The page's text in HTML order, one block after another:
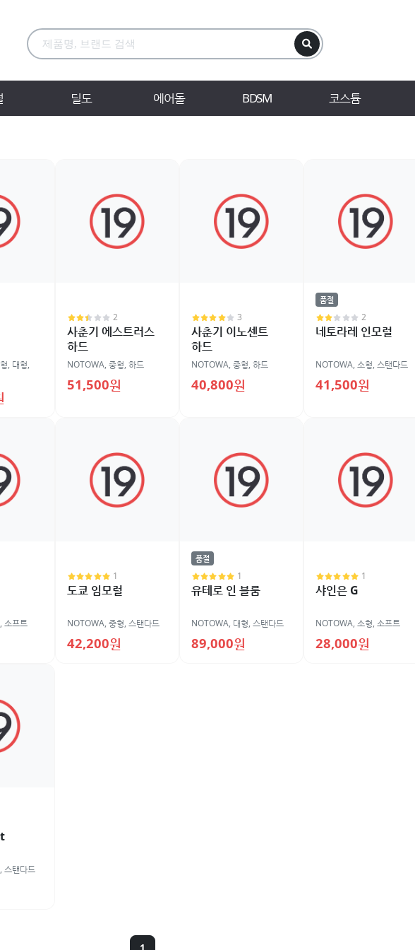
딜도 에어돌 BDSM 코스튬
, 대형,
2
사춘기 에스트러스
하드
NOTOWA,중형,하드
51,500원
3
사춘기 이노센트
하드
NOTOWA,중형,하드
40,800원
품절
2
네토라레 인모럴
NOTOWA,소형,스탠다드
41,500원
,소프트
1
도쿄 임모럴
NOTOWA,중형,스탠다드
42,200원
품절
1
유테로 인 블룸
NOTOWA, 대형,스탠다드
89,000원
1
샤인은 G
NOTOWA,소형,소프트
28,000원
,스탠다드